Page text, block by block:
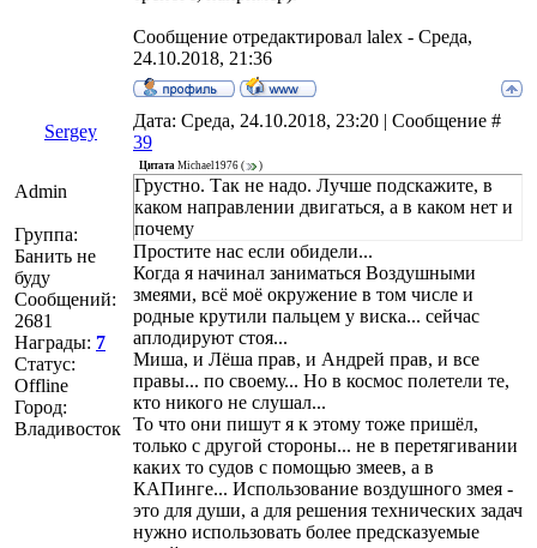
Сообщение отредактировал lalex - Среда,
24.10.2018, 21:36
Sergey
Дата: Среда, 24.10.2018, 23:20 | Сообщение #
39
Admin
Группа:
Банить не
буду
Сообщений:
2681
Награды: 7
Статус:
Offline
Город:
Владивосток
Цитата Michael1976 ( )
Грустно. Так не надо. Лучше подскажите, в
каком направлении двигаться, а в каком нет и
почему
Простите нас если обидели...
Когда я начинал заниматься Воздушными
змеями, всё моё окружение в том числе и
родные крутили пальцем у виска... сейчас
аплодируют стоя...
Миша, и Лёша прав, и Андрей прав, и все
правы... по своему... Но в космос полетели те,
кто никого не слушал...
То что они пишут я к этому тоже пришёл,
только с другой стороны... не в перетягивании
каких то судов с помощью змеев, а в
КАПинге... Использование воздушного змея -
это для души, а для решения технических задач
нужно использовать более предсказуемые